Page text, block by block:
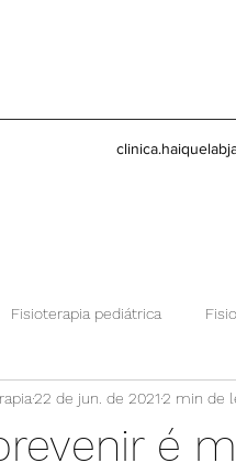
Fisioterapia pediátrica
clínica Equoterapia
é
22 de jun. de 20212 min de